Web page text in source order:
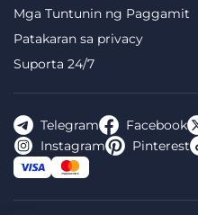
Mga Tuntunin ng Paggamit
Patakaran sa privacy
Suporta 24/7
Telegram Facebook
Instagram
Pinterest